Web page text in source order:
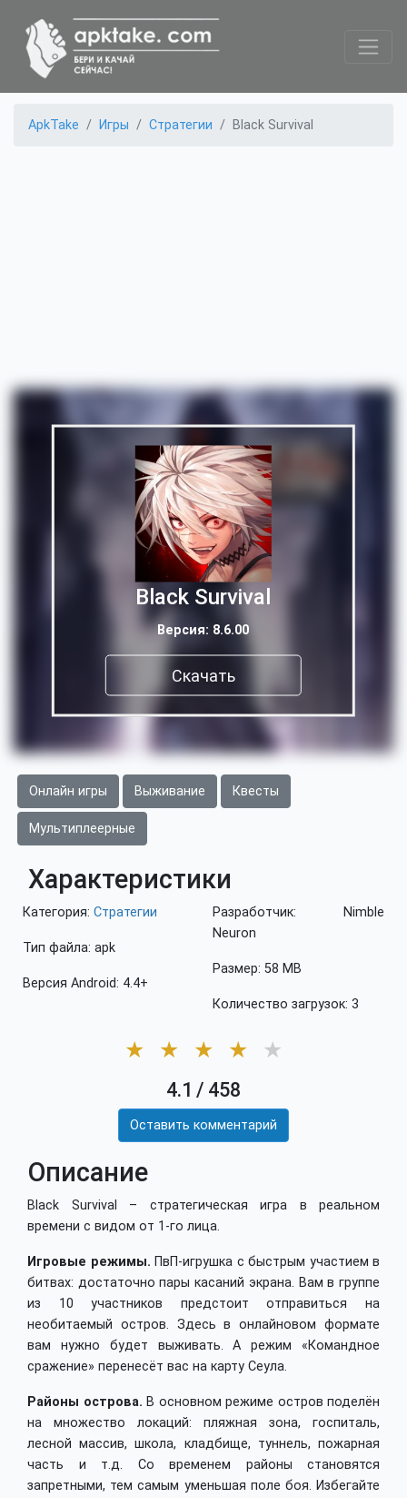
ApkTake Игры Стратегии Black Survival
Black Survival
Версия: 8.6.00
Скачать
Онлайн игры Выживание Квесты
Мультиплеерные
Характеристики
Категория: Стратегии
Тип файла: apk
Версия Android: 4.4+
Разработчик: Nimble
Neuron
Размер: 58 MB
Количество загрузок: 3
★ ★ ★ ★ ★
4.1 / 458
Оставить комментарий
Описание
Black Survival – стратегическая игра в реальном
времени с видом от 1-го лица.
Игровые режимы. ПвП-игрушка с быстрым участием в
битвах: достаточно пары касаний экрана. Вам в группе
из 10 участников предстоит отправиться на
необитаемый остров. Здесь в онлайновом формате
вам нужно будет выживать. А режим «Командное
сражение» перенесёт вас на карту Сеула.
Районы острова. В основном режиме остров поделён
на множество локаций: пляжная зона, госпиталь,
лесной массив, школа, кладбище, туннель, пожарная
часть и т.д. Со временем районы становятся
запретными, тем самым уменьшая поле боя. Избегайте